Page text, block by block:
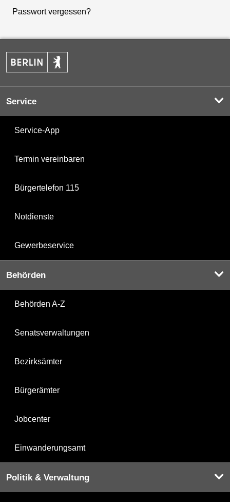
Passwort vergessen?
Service
Service-App
Termin vereinbaren
Bürgertelefon 115
Notdienste
Gewerbeservice
Behörden
Behörden A-Z
Senatsverwaltungen
Bezirksämter
Bürgerämter
Jobcenter
Einwanderungsamt
Politik & Verwaltung